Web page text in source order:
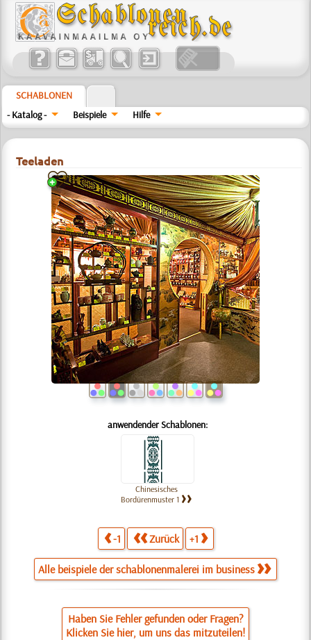
SCHABLONEN
- Katalog -
Beispiele Hilfe
Teeladen
anwendender Schablonen:
Chinesisches
Bordürenmuster 1
-1 Zurück +1
Alle beispiele der schablonenmalerei im business
Haben Sie Fehler gefunden oder Fragen?
Klicken Sie hier, um uns das mitzuteilen!